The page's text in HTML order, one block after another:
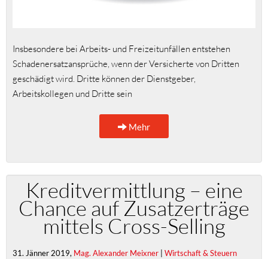
Insbesondere bei Arbeits- und Freizeitunfällen entstehen
Schadenersatzansprüche, wenn der Versicherte von Dritten
geschädigt wird. Dritte können der Dienstgeber,
Arbeitskollegen und Dritte sein
Mehr
Kreditvermittlung – eine
Chance auf Zusatzerträge
mittels Cross-Selling
31. Jänner 2019, Mag. Alexander Meixner | Wirtschaft & Steuern